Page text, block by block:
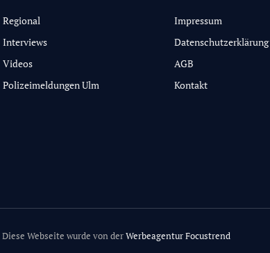
Regional
Interviews
Videos
Polizeimeldungen Ulm
Impressum
Datenschutzerklärung
AGB
Kontakt
Webseite wurde von derWerbeagentur Focustrend